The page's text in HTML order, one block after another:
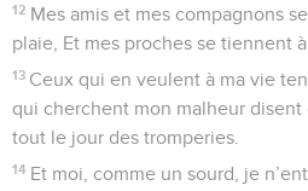
12 Mes amis et mes compagnons
plaie, Et mes proches se tiennent à
13 Ceux qui en veulent à ma vie
qui cherchent mon malheur disent
tout le jour des tromperies.
14 Et moi, comme un sourd, je